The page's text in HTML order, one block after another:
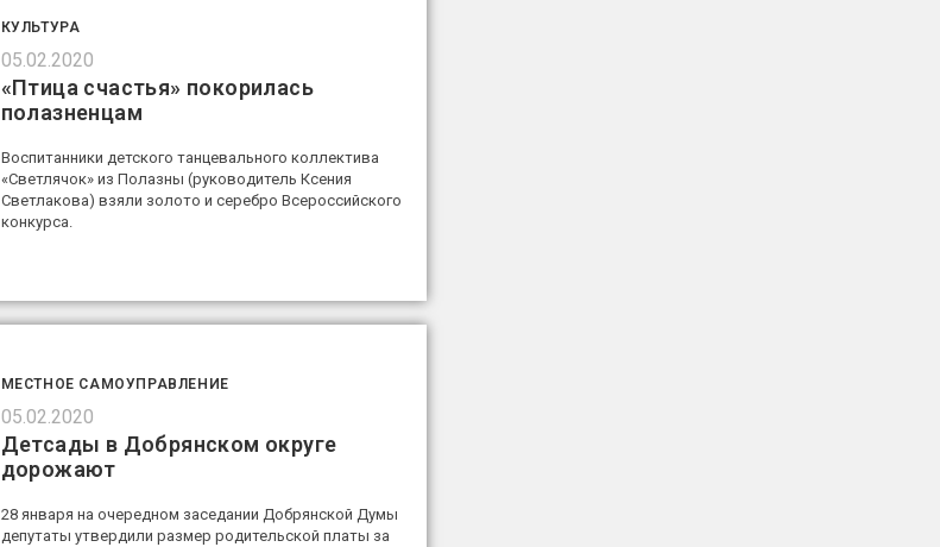
КУЛЬТУРА
05.02.2020
«Птица счастья» покорилась
полазненцам
Воспитанники детского танцевального коллектива
«Светлячок» из Полазны (руководитель Ксения
Светлакова) взяли золото и серебро Всероссийского
конкурса.
МЕСТНОЕ САМОУПРАВЛЕНИЕ
05.02.2020
Детсады в Добрянском округе
дорожают
28 января на очередном заседании Добрянской Думы
депутаты утвердили размер родительской платы за